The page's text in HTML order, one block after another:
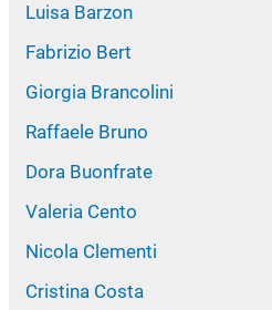
Luisa Barzon
Fabrizio Bert
Giorgia Brancolini
Raffaele Bruno
Dora Buonfrate
Valeria Cento
Nicola Clementi
Cristina Costa